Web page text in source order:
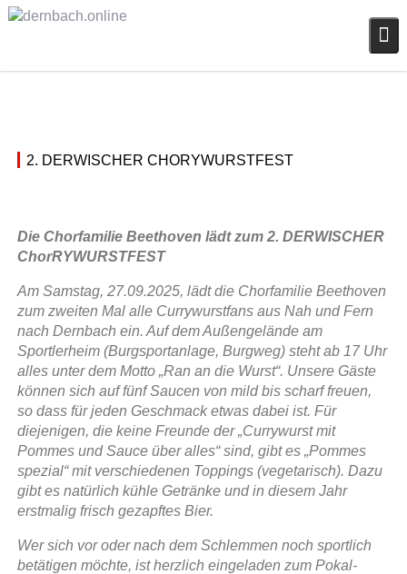
Skip
r
a
c
h
.
o
n
l
i
n
e
h
i
l
i
e
B
e
e
t
h
o
v
e
2. DERWISCHER CHORYWURSTFEST
Die Chorfamilie Beethoven lädt zum 2. DERWISCHER
ChorRYWURSTFEST
Am Samstag, 27.09.2025, lädt die Chorfamilie Beethoven
zum zweiten Mal alle Currywurstfans aus Nah und Fern
nach Dernbach ein. Auf dem Außengelände am
Sportlerheim (Burgsportanlage, Burgweg) steht ab 17 Uhr
alles unter dem Motto „Ran an die Wurst“. Unsere Gäste
können sich auf fünf Saucen von mild bis scharf freuen,
so dass für jeden Geschmack etwas dabei ist. Für
diejenigen, die keine Freunde der „Currywurst mit
Pommes und Sauce über alles“ sind, gibt es „Pommes
spezial“ mit verschiedenen Toppings (vegetarisch). Dazu
gibt es natürlich kühle Getränke und in diesem Jahr
erstmalig frisch gezapftes Bier.
Wer sich vor oder nach dem Schlemmen noch sportlich
betätigen möchte, ist herzlich eingeladen zum Pokal-